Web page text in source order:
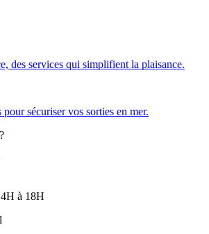
des services qui simplifient la plaisance.
pour sécuriser vos sorties en mer.
à 18H